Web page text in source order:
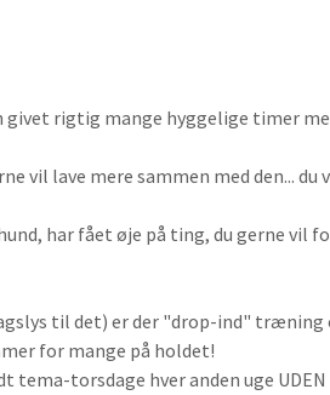
rigtig mange hyggelige timer
vil lave mere sammen med den... du
har fået øje på ting, du gerne vil
til det) er der "drop-ind" træning
for mange på holdet!
torsdage hver anden uge UDEN